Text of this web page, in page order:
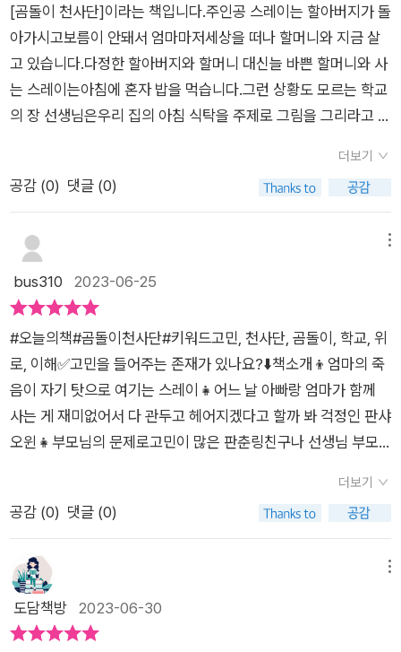
어주는 곰돌이천사단의 활약이 궁금하다면 이 책을 강추한다. 곰
돌이 세마리의 매력에 푹 빠질 것이다.작가님의 책은 처음 읽어보
는데 다음 이야기도 기다려진다.
고가 났습니다. 스레이는 큰 길을 건 너는 데 트라우마가 생겼지
요. 학교의 상담실에는 탕선생님이 있습니다. 탕 선생님은 스레이
에게 도움을 청하며 곰돌이 천사단을 선보입니다. 토닥곰, 투덜
곰, 땡땡곰의 이름을 가진 세 개의 곰인형들! 아이들의 걱정을 해
결해 주는 고민 해결사 ‘곰돌이 천사단’입니다. 꿈에서 곰돌이 천
사단을 만난 스레이는 오랫동안 엄마의 사고에 죄책감을 느끼고
있었고 그 후회스러웠던 날을 털어놓게 됩니다. 토닥곰은 말없이
다 들어 줄테니 얘기해 달라고 말합니다. 땡땡곰은 분노가 있다면
자기를 때려보라며 오늘 만큼은 화풀이곰이 되겠다고 합니다. 어
느새 스레이는 마음이 한결 홀가분해짐을 느끼며 곰돌이 천사단
에게 위로를 받았습니다. 다음 고민을 터놓고 싶은 아이는 ‘판샤
오윈’입니다. 판샤오윈은 사이가 좋지 않은 부모님이 이혼할 까봐
전전긍긍하는 아이로 등장합니다. 곰돌이 천사단은 어떤 위로를
해줄까요? 사실 부모님의 마음을 어찌할 수 있는 부분은 없었습
니다. 다만 두 분의 선택을 받아들이고 따르는 수밖에 없지요. 곰
돌이 천사단은 그저 이야기를 들어주었을 뿐입니다. 딱 떨어지는
돌이 천사단 덕분에 우울했던 마음을 털어내고 괜한 조바심으로
쓸데없는 생각을 관두기로 마음먹었지요. 다음은 ‘팡춘링’이라
는 아이가 등장하며 다시 곰돌이 천사단을 찾아 상담실을 방문합
니다. 아이들의 말 못 할 고민은 또 무엇이었을까요? 아이들의
고민이 참으로 마음이 아팠습니다. 아이들의 탓이 아닌데, 자기탓
이라고 생각하고 고통을 받는 아이들의 모습이 너무나 안타까웠
[곰돌이 천사단]이라는 책입니다.​주인공 스레이는 할아버지가 돌
아가시고보름이 안돼서 엄마마저세상을 떠나 할머니와 지금 살
고 있습니다.​다정한 할아버지와 할머니 대신늘 바쁜 할머니와 사
는 스레이는아침에 혼자 밥을 먹습니다.​그런 상황도 모르는 학교
의 장 선생님은우리 집의 아침 식탁을 주제로 그림을 그리라고 하
생님에게는 알러지가 있었습니다.​그리고 상담실의 탕선생님과도
스레이는 친해집니다.선생님은 상담실에 있는 곰인형 세마리를
은 아직 없어서 아무개 곰이라고 부르는 것이었어요.​스레이는 세
마리의 곰들과이야기를 하고 상담을 합니다.​이렇게 고민을 해결
해주는 곰들이 있다면얼마나 좋을까요?​아이들을 기꺼이 포용해
이 막막함에서 벗어나 스스로 방향을 찾을 수 있게 적절한 순간에
도움을 줘야 한다고 말이죠.​아이들이 보면 너무 좋을 책 같아요.
더보기
공감 (0) 댓글 (0)
bus310 2023-06-25
#오늘의책#곰돌이천사단#키워드고민, 천사단, 곰돌이, 학교, 위
로, 이해✅️고민을 들어주는 존재가 있나요?⬇️책소개👦엄마의 죽
음이 자기 탓으로 여기는 스레이👧어느 날 아빠랑 엄마가 함께
사는 게 재미없어서 다 관두고 헤어지겠다고 할까 봐 걱정인 판샤
오윈👧부모님의 문제로고민이 많은 판춘링친구나 선생님 부모
님이만들어 놓은 상담실 안에 있는<곰돌이 천사단>이그 고민을
들어줘요.누군가 나의 이야기를귀 기울여 들어준다면어떨 것 같
으세요?그런 존재가 있나요?#생각더하기누군가에게 말할 수없
는 고민을 가지고있었던 적 있으시죠?영화나 책에서 보면나만의
비밀 친구가 있어가지고 있는 인형에게비밀을 털어놓는 장면이
나오는 것을 본 기억이 나요.<곰돌이 천사단>은한 마리도 아닌
더보기
공감 (0) 댓글 (0)
도담책방 2023-06-30